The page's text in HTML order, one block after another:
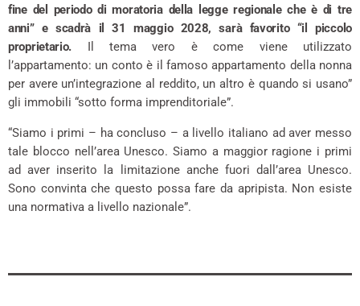
fine del periodo di moratoria della legge regionale che è di tre
anni” e scadrà il 31 maggio 2028, sarà favorito “il piccolo
proprietario. Il tema vero è come viene utilizzato
l’appartamento: un conto è il famoso appartamento della nonna
per avere un’integrazione al reddito, un altro è quando si usano”
gli immobili “sotto forma imprenditoriale”.
“Siamo i primi – ha concluso – a livello italiano ad aver messo
tale blocco nell’area Unesco. Siamo a maggior ragione i primi
ad aver inserito la limitazione anche fuori dall’area Unesco.
Sono convinta che questo possa fare da apripista. Non esiste
una normativa a livello nazionale”.